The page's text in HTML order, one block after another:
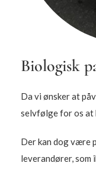
Biologisk
Da vi ønsker at
selvfølge for os at
Der kan dog være
leverandører, som